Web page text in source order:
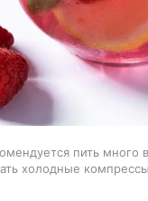
пить много
холодные компрессы